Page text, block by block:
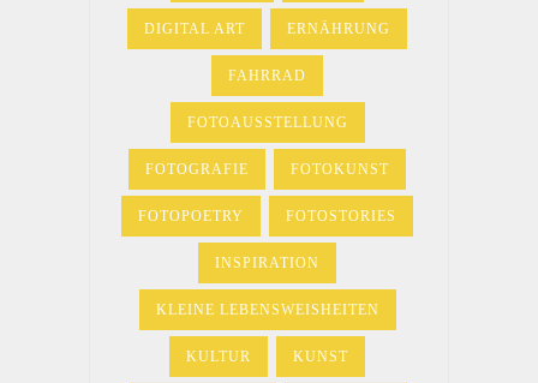
DIGITAL ART ERNÄHRUNG
FAHRRAD
FOTOAUSSTELLUNG
FOTOGRAFIE FOTOKUNST
FOTOPOETRY FOTOSTORIES
INSPIRATION
KLEINE LEBENSWEISHEITEN
KULTUR KUNST